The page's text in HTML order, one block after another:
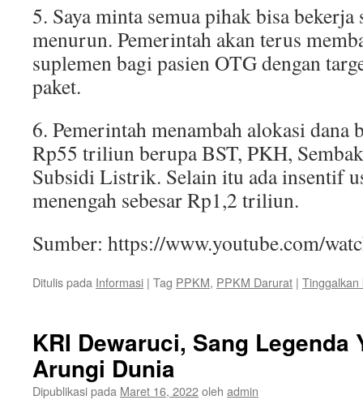
5. Saya minta semua pihak bisa bekerja
menurun. Pemerintah akan terus
suplemen bagi pasien OTG dengan
paket.
6. Pemerintah menambah alokasi dana
Rp55 triliun berupa BST, PKH,
Subsidi Listrik. Selain itu ada insentif
menengah sebesar Rp1,2 triliun.
Sumber: https://www.youtube.com/
Ditulis pada Informasi | Tag PPKM, PPKM Darurat | Tinggalkan
KRI Dewaruci, Sang Legenda
Arungi Dunia
Dipublikasi pada Maret 16, 2022oleh admin